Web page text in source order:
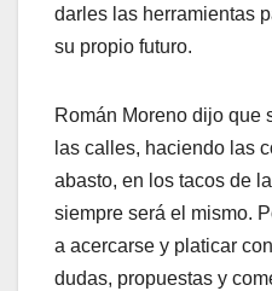
darles las herramientas
su propio futuro.
Román Moreno dijo que
las calles, haciendo las
abasto, en los tacos de
siempre será el mismo.
a acercarse y platicar
dudas, propuestas y